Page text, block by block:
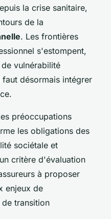
la crise sanitaire,
de la
. Les frontières
s'estompent,
vulnérabilité
désormais intégrer
préoccupations
les obligations des
sociétale et
critère d'évaluation
à proposer
enjeux de
transition